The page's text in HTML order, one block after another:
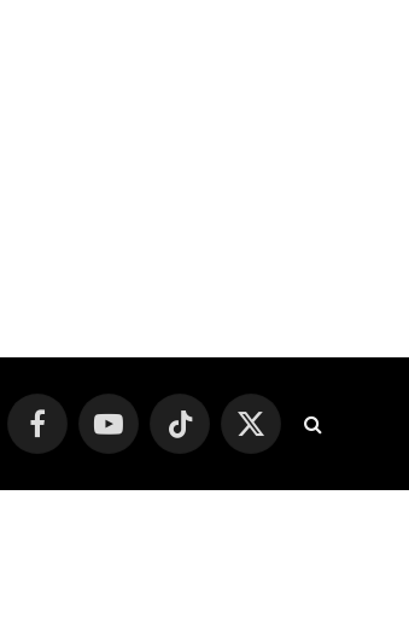
FacebookYouTube TikTok
X
(Twitter)